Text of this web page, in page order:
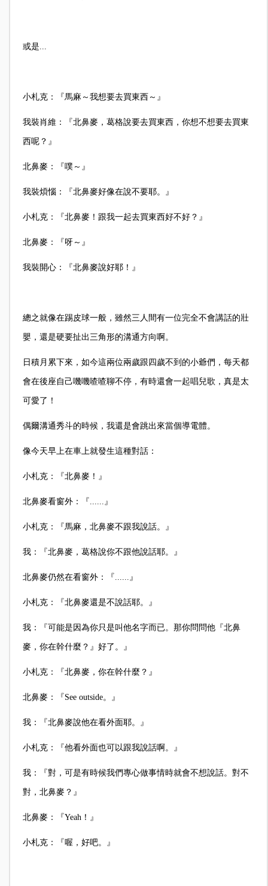
或是...
小札克：『馬麻～我想要去買東西～』
我裝肖維：『北鼻麥，葛格說要去買東西，你想不想要去買東
西呢？』
北鼻麥：『噗～』
我裝煩惱：『北鼻麥好像在說不要耶。』
小札克：『北鼻麥！跟我一起去買東西好不好？』
北鼻麥：『呀～』
我裝開心：『北鼻麥說好耶！』
總之就像在踢皮球一般，雖然三人間有一位完全不會講話的壯
嬰，還是硬要扯出三角形的溝通方向啊。
日積月累下來，如今這兩位兩歲跟四歲不到的小爺們，每天都
會在後座自己嘰嘰喳喳聊不停，有時還會一起唱兒歌，真是太
可愛了！
偶爾溝通秀斗的時候，我還是會跳出來當個導電體。
像今天早上在車上就發生這種對話：
小札克：『北鼻麥！』
北鼻麥看窗外：『......』
小札克：『馬麻，北鼻麥不跟我說話。』
我：『北鼻麥，葛格說你不跟他說話耶。』
北鼻麥仍然在看窗外：『......』
小札克：『北鼻麥還是不說話耶。』
我：『可能是因為你只是叫他名字而已。那你問問他『北鼻
麥，你在幹什麼？』好了。』
小札克：『北鼻麥，你在幹什麼？』
北鼻麥：『See outside。』
我：『北鼻麥說他在看外面耶。』
小札克：『他看外面也可以跟我說話啊。』
我：『對，可是有時候我們專心做事情時就會不想說話。對不
對，北鼻麥？』
北鼻麥：『Yeah！』
小札克：『喔，好吧。』